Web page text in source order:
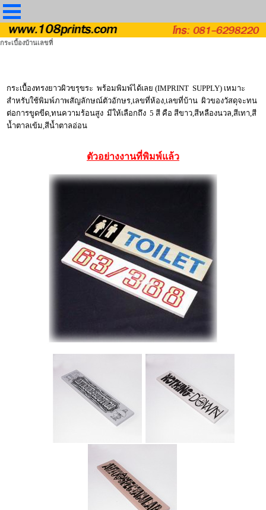
กระเบื้องบ้านเลขที่
กระเบื้องทรงยาวผิวขรุขระ พร้อมพิมพ์ได้เลย (IMPRINT SUPPLY) เหมาะ
สำหรับใช้พิมพ์ภาพสัญลักษณ์ตัวอักษร,เลขที่ห้อง,เลขที่บ้าน ผิวของวัสดุจะทน
ต่อการขูดขีด,ทนความร้อนสูง มีให้เลือกถึง 5 สี คือ สีขาว,สีหลืองนวล,สีเทา,สี
น้ำตาลเข้ม,สีน้ำตาลอ่อน
ตัวอย่างงานที่พิมพ์แล้ว